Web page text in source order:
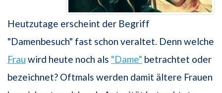
Heutzutage erscheint der Begriff
"Damenbesuch" fast schon veraltet. Denn welche
Frau wird heute noch als "Dame" betrachtet oder
bezeichnet? Oftmals werden damit ältere Frauen